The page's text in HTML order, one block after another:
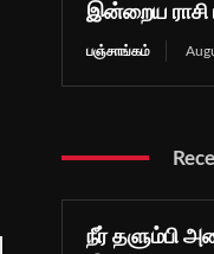
இன்றைய
பஞ்சாங்கம்
நீர் தளும்பி